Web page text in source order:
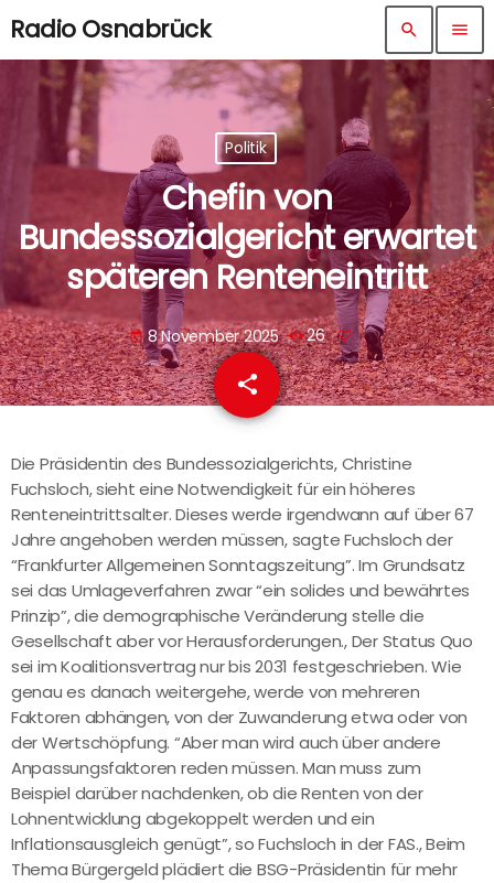
Radio Osnabrück search menu
Politik
Chefin von
Bundessozialgericht erwartet
späteren Renteneintritt
today 8 November 2025 26
share
email
Die Präsidentin des Bundessozialgerichts, Christine
Fuchsloch, sieht eine Notwendigkeit für ein höheres
Renteneintrittsalter. Dieses werde irgendwann auf über 67
Jahre angehoben werden müssen, sagte Fuchsloch der
“Frankfurter Allgemeinen Sonntagszeitung”. Im Grundsatz
sei das Umlageverfahren zwar “ein solides und bewährtes
Prinzip”, die demographische Veränderung stelle die
Gesellschaft aber vor Herausforderungen., Der Status Quo
sei im Koalitionsvertrag nur bis 2031 festgeschrieben. Wie
genau es danach weitergehe, werde von mehreren
Faktoren abhängen, von der Zuwanderung etwa oder von
der Wertschöpfung. “Aber man wird auch über andere
Anpassungsfaktoren reden müssen. Man muss zum
Beispiel darüber nachdenken, ob die Renten von der
Lohnentwicklung abgekoppelt werden und ein
Inflationsausgleich genügt”, so Fuchsloch in der FAS., Beim
Thema Bürgergeld plädiert die BSG-Präsidentin für mehr